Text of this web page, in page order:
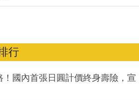
行
！國內首張日圓計價終身壽險，宣